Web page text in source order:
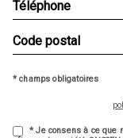
* champs obligatoires
* Je consens à ce que